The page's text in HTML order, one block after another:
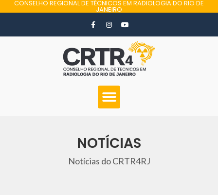
CONSELHO REGIONAL DE TÉCNICOS EM RADIOLOGIA DO RIO DE
JANEIRO
NOTÍCIAS
Notícias do CRTR4RJ